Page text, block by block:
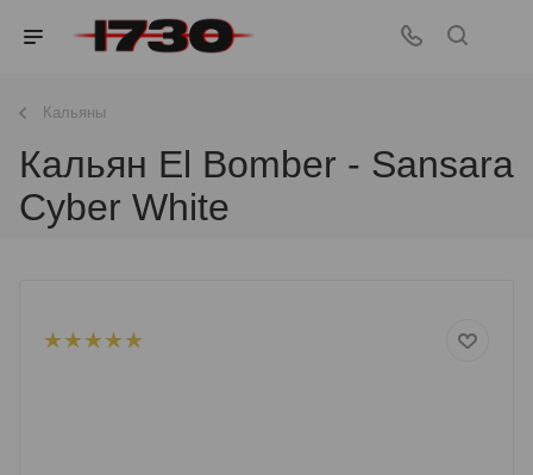
Кальяны
Кальян El Bomber - Sansara
Cyber White